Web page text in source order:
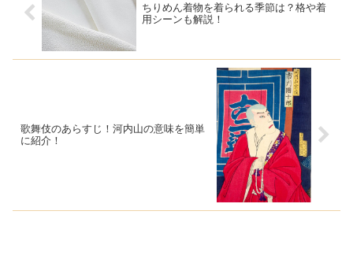
ちりめん着物を着られる季節は？格や着
用シーンも解説！
歌舞伎のあらすじ！河内山の意味を簡単
に紹介！